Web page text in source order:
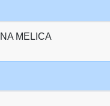
MELICA